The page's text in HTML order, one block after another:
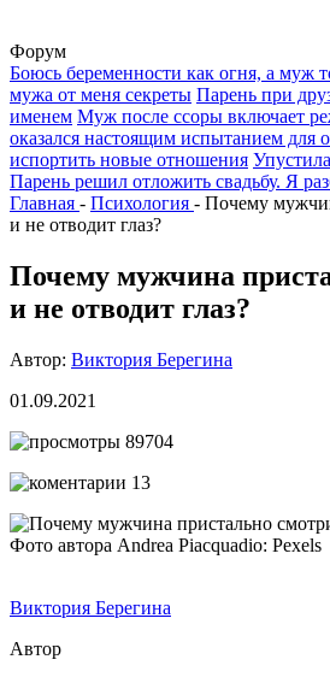
Форум
Боюсь беременности как огня, а муж
мужа от меня секреты Парень при
именем Муж после ссоры включает
оказался настоящим испытанием для
испортить новые отношения
Парень решил отложить свадьбу. Я
Главная - Психология - Почему
и не отводит глаз?
Почему мужчина
и не отводит глаз?
Автор: Виктория Берегина
01.09.2021
89704
13
Фото автора Andrea Piacquadio: Pexels
Виктория Берегина
Автор